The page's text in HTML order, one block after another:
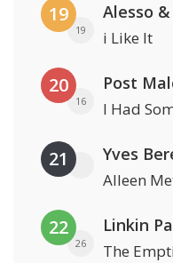
19
19
Alesso
i Like It
20
16
Post
I Had
21 Yves
Alleen
22
26
Linkin
The